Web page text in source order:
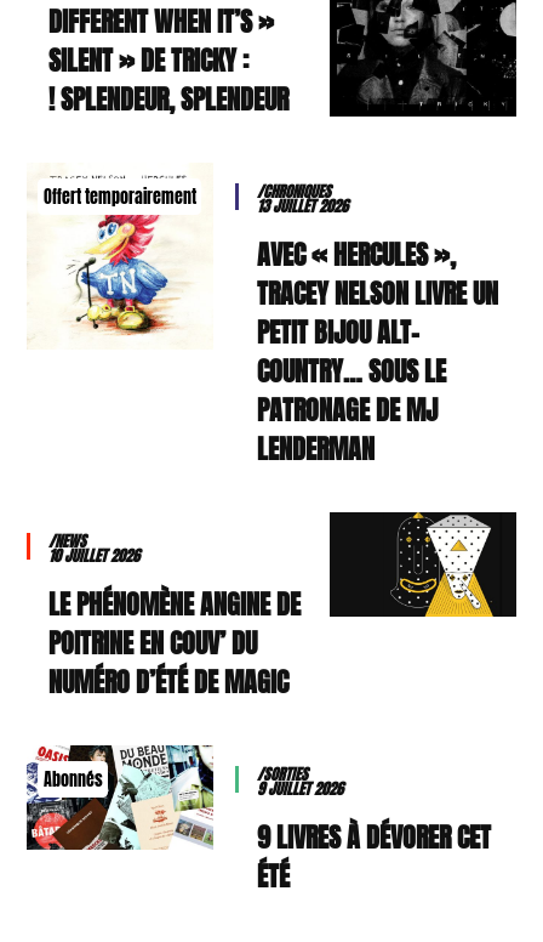
« DIFFERENT WHEN IT’S
SILENT » DE TRICKY :
SPLENDEUR, SPLENDEUR !
Offert temporairement /CHRONIQUES
13 JUILLET 2026
AVEC « HERCULES »,
TRACEY NELSON LIVRE UN
PETIT BIJOU ALT-
COUNTRY… SOUS LE
PATRONAGE DE MJ
LENDERMAN
/NEWS
10 JUILLET 2026
LE PHÉNOMÈNE ANGINE DE
POITRINE EN COUV’ DU
NUMÉRO D’ÉTÉ DE MAGIC
Abonnés /SORTIES
9 JUILLET 2026
9 LIVRES À DÉVORER CET
ÉTÉ